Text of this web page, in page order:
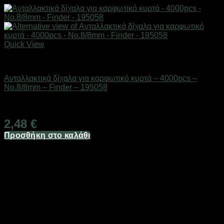
Quick View
Ανταλλακτικά δίχαλα για καρφωτικό κυρτά – 4000pcs –
No.8/8mm – Finder – 195058
2,48 €
Προσθήκη στο καλάθι